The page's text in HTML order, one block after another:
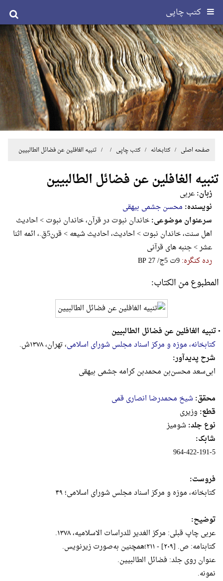
کتب چاپی
صفحه اصلی / کتابخانه /کتب چاپی / / تنبیه الغافلین عن فضائل الطالبیین
تنبیه الغافلین عن فضائل الطالبیین
زبان:عربی
نویسنده: محسن جشمی بیهقی
سرعنوان موضوعی:خاندان نبوت در قرآن، خاندان نبوت > احادیث
اهل سنت، خاندان نبوت > احادیث، احادیث شیعه > قرن5ق.، ائمه اثنا
عشر > جنبه های قرآنی
رده کنگره:‎B‎‎‎P‎‎‎ ‎2‎7‎ ‎/‎ج‎5‎ ‎ت‎9
المطبوع من الكتاب:
•تنبیه الغافلین عن فضائل الطالبیین
کتابخانه، موزه و مرکز اسناد مجلس شورای اسلامی، تهران، ۱۳۷۸ش.
شرح پدیدآور:
ابی‌سعد محسن‌بن‌ محمدبن‌ کر‌امه‌ جشمی‌ بیهقی‌
محقق: شیخ محمدرضا انصاری قمی
قطع: وزيرى
نوع جلد: شومیز
شابک:
964-422-191-5
فروست:
کتابخانه‌، موزه‌ و مرکز ‌اسناد مجلس‌ شور‌ا‌ی‌ ‌اسلامی‌؛ ۴۹
توضیح:
‌عربی‌ چاپ‌ قبلی‌: مرکز ‌الغدیر للدر‌اسات‌ ‌الاسلامیه‌، ۱۳۷۸.
کتابنامه‌: ص‌. [۲۰۹] - ۲۱۱؛‌همچنین‌ به‌صورت‌ زیرنویس‌.
‌عنو‌ان‌ رو‌ی‌ جلد: فضائل‌ ‌الطالبیین‌.
نمونه.